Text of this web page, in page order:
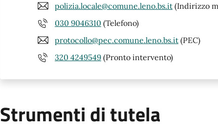
polizia.locale@comune.leno.bs.it (Indirizzo
030 9046310 (Telefono)
protocollo@pec.comune.leno.bs.it (PEC)
320 4249549 (Pronto intervento)
Strumenti di tutela